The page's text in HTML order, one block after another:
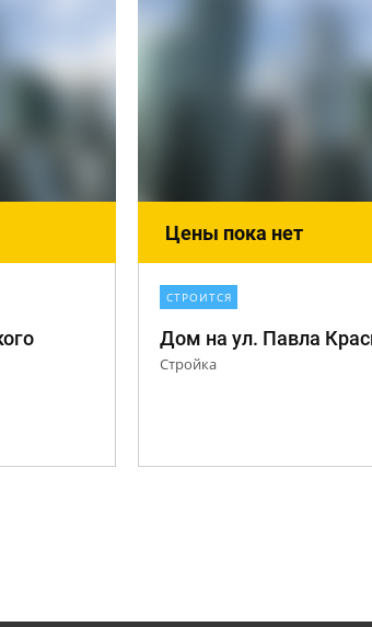
Цены пока нет
СТРОИТСЯ
Стройка